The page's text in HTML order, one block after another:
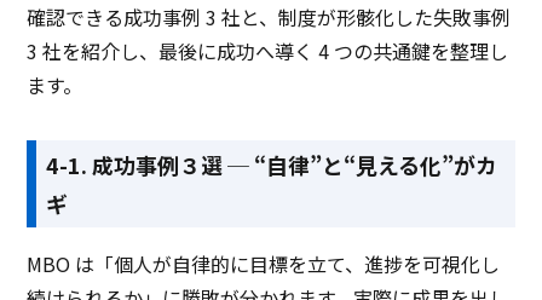
ソフト種別
資料ダウンロード
PCブラウザ
スマートフォ
電話 / メール / チャット
/
資料ダウンロード
PCブラウザ
電話 / メール / チャット
/
確認できる成功事例 3 社と、制度が形骸化した失敗事例
3 社を紹介し、最後に成功へ導く 4 つの共通鍵を整理し
ます。
4-1. 成功事例３選 ─ “自律”と“見える化”がカ
ギ
MBO は「個人が自律的に目標を立て、進捗を可視化し